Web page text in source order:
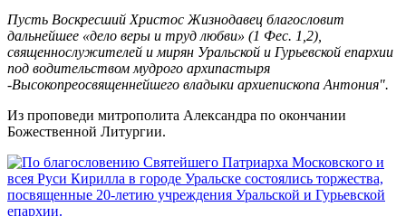
Пусть Воскресший Христос Жизнодавец благословит
дальнейшее «дело веры и труд любви» (1 Фес. 1,2),
священнослужителей и мирян Уральской и Гурьевской епархии
под водительством мудрого архипастыря
-Высокопреосвященнейшего владыки архиепископа Антония".
Из проповеди митрополита Александра по окончании
Божественной Литургии.